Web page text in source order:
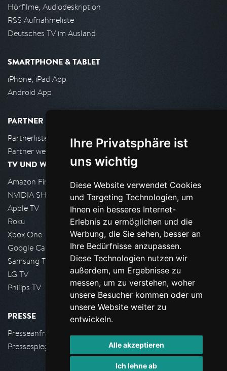
Ihre Privatsphäre ist
uns wichtig
Diese Website verwendet Cookies
und Targeting Technologien, um
Ihnen ein besseres Internet-
Erlebnis zu ermöglichen und die
Werbung, die Sie sehen, besser an
Ihre Bedürfnisse anzupassen.
Diese Technologien nutzen wir
außerdem, um Ergebnisse zu
messen, um zu verstehen, woher
unsere Besucher kommen oder um
unsere Website weiter zu
entwickeln.
Alle akzeptieren
Ich lehne ab
Hörfilme, Audiodeskription
RSS Aufnahmeliste
Deutsches TV im Ausland
SMARTPHONE & TABLET
iPhone, iPad App
Android App
PARTNER
Partnerliste
Partner werden
TV UND WOHNZIMMER
Amazon FireTV
NVIDIA SHIELD, Google TV
Apple TV
Roku
Xbox One
Google Cast
Samsung TV
LG TV
Philips TV
PRESSE
Presseanfrage stellen
Pressespiegel